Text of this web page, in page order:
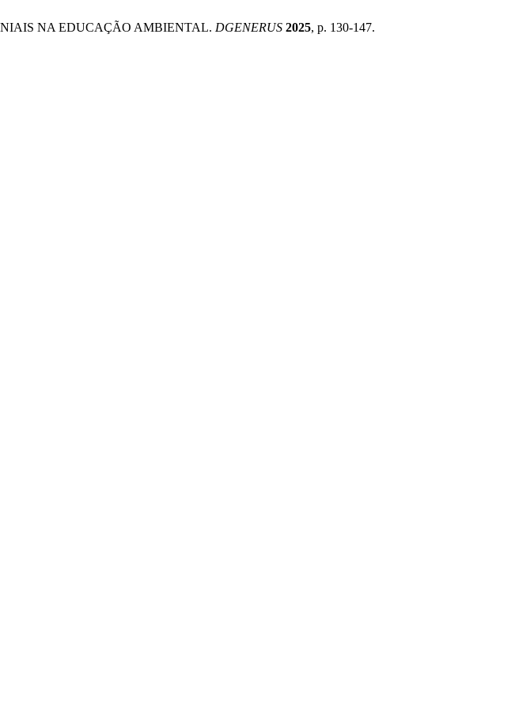
NA EDUCAÇÃO AMBIENTAL. DGENERUS 2025, p. 130-147.